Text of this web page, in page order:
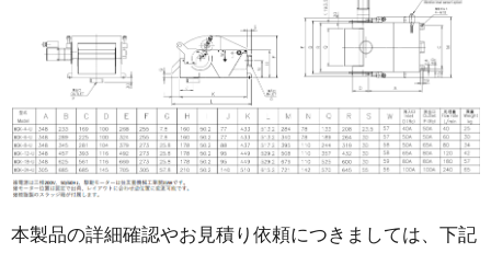
本製品の詳細確認やお見積り依頼につきましては、下記